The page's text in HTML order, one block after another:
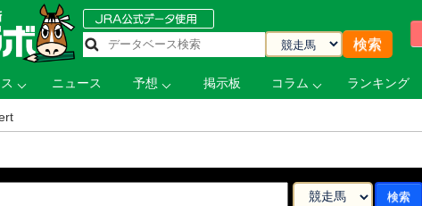
ニュース 予想 掲示板 コラム ランキング